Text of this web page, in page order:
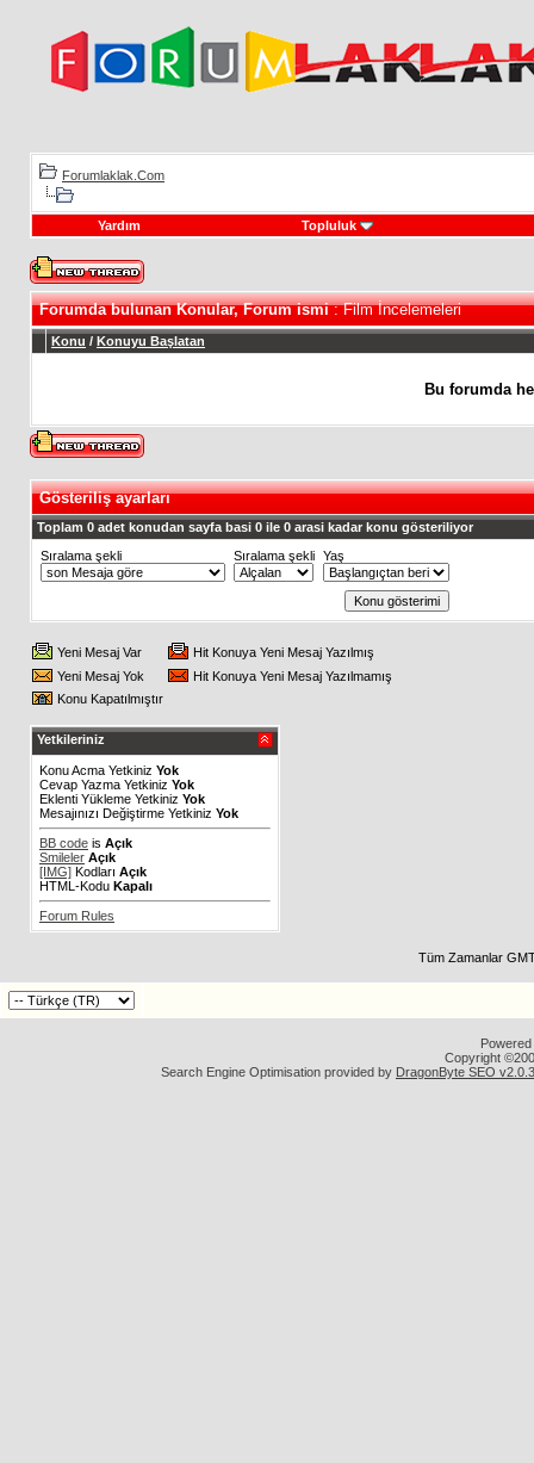
Forumlaklak.Com
Yardım Topluluk
Forumda bulunan Konular, Forum ismi: Film İncelemeleri
Konu / Konuyu Başlatan
Bu forumda
Gösteriliş ayarları
Toplam 0 adet konudan sayfa basi 0 ile 0 arasi kadar konu gösteriliyor
Sıralama şekli
Sıralama şekli Yaş
Yeni Mesaj Var
Hit Konuya Yeni Mesaj Yazılmış
Yeni Mesaj Yok
Hit Konuya Yeni Mesaj Yazılmamış
Konu Kapatılmıştır
Yetkileriniz
Konu Acma Yetkiniz Yok
Cevap Yazma Yetkiniz Yok
Eklenti Yükleme Yetkiniz Yok
Mesajınızı Değiştirme Yetkiniz Yok
BB code is Açık
Smileler Açık
[IMG] Kodları Açık
HTML-Kodu Kapalı
Forum Rules
Tüm Zamanlar
Copyright
Search Engine Optimisation provided by DragonByte SEO